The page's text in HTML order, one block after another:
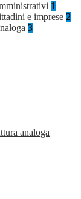
1
e imprese 2
3
analoga